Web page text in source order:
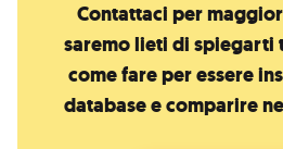
Contattaci per
saremo lieti di spiegarti
come fare per essere
database e comparire